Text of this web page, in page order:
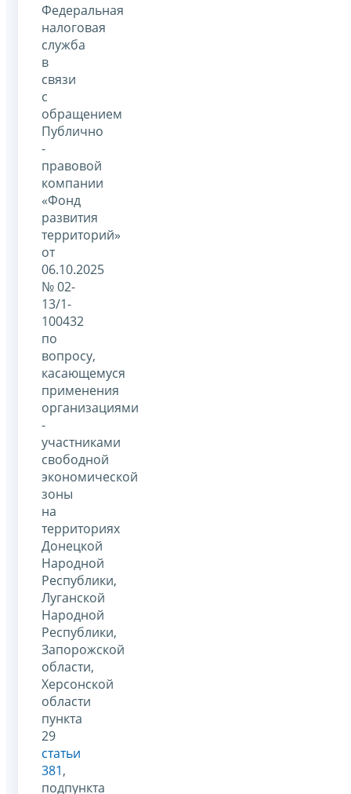
Федеральная
налоговая
служба
в
связи
с
обращением
Публично
-
правовой
компании
«Фонд
развития
территорий»
от
06.10.2025
№ 02-
13/1-
100432
по
вопросу,
касающемуся
применения
организациями
-
участниками
свободной
экономической
зоны
на
территориях
Донецкой
Народной
Республики,
Луганской
Народной
Республики,
Запорожской
области,
Херсонской
области
пункта
29
статьи
381,
подпункта